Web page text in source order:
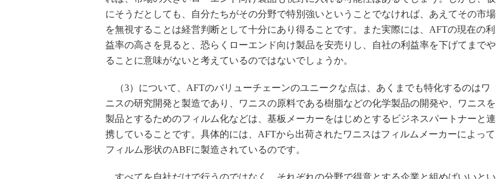
にそうだとしても、自分たちがその分野で特別強いということでなければ、あえてその市場
を無視することは経営判断として十分にあり得ることです。また実際には、AFTの現在の利
益率の高さを見ると、恐らくローエンド向け製品を安売りし、自社の利益率を下げてまでや
ることに意味がないと考えているのではないでしょうか。
（3）について、AFTのバリューチェーンのユニークな点は、あくまでも特化するのはワ
ニスの研究開発と製造であり、ワニスの原料である樹脂などの化学製品の開発や、ワニスを
製品とするためのフィルム化などは、基板メーカーをはじめとするビジネスパートナーと連
携していることです。具体的には、AFTから出荷されたワニスはフィルムメーカーによって
フィルム形状のABFに製造されているのです。
すべてを自社だけで行うのではなく、それぞれの分野で得意とする企業と組めばいいとい